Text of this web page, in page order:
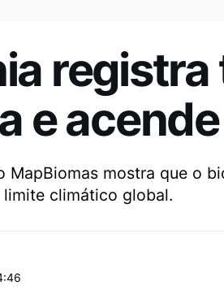
registra
e
MapBiomas mostra que o
climático global.